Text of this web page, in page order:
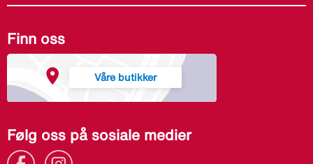
Finn oss
Våre butikker
Følg oss på sosiale medier